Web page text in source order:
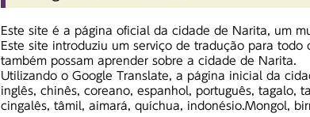
Este site é a página oficial da cidade de Narita, um
Este site introduziu um serviço de tradução para todo
também possam aprender sobre a cidade de Narita.
Utilizando o Google Translate, a página inicial da
inglês, chinês, coreano, espanhol, português, tagalo,
cingalês, tâmil, aimará, quíchua, indonésio.Mongol,